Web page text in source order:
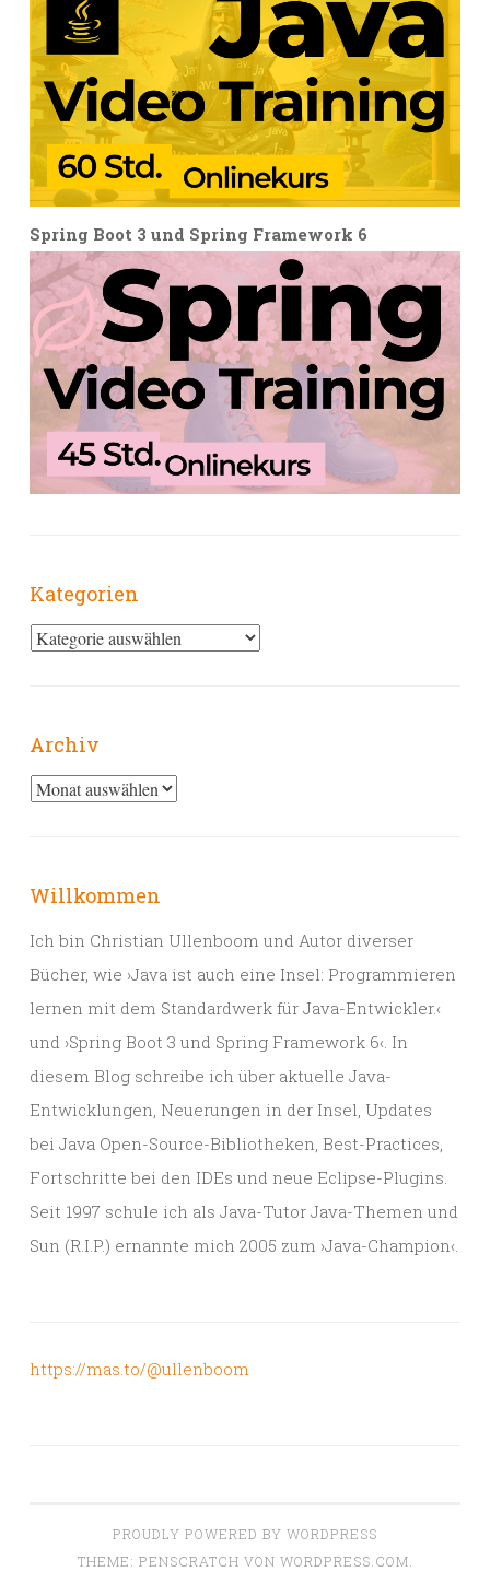
Spring Boot 3 und Spring Framework 6
Kategorien
Kategorien
Archiv
Archiv
Willkommen
Ich bin Christian Ullenboom und Autor diverser
Bücher, wie ›Java ist auch eine Insel: Programmieren
lernen mit dem Standardwerk für Java-Entwickler.‹
und ›Spring Boot 3 und Spring Framework 6‹. In
diesem Blog schreibe ich über aktuelle Java-
Entwicklungen, Neuerungen in der Insel, Updates
bei Java Open-Source-Bibliotheken, Best-Practices,
Fortschritte bei den IDEs und neue Eclipse-Plugins.
Seit 1997 schule ich als Java-Tutor Java-Themen und
Sun (R.I.P.) ernannte mich 2005 zum ›Java-Champion‹.
https://mas.to/@ullenboom
PROUDLY POWERED BY WORDPRESS
THEME: PENSCRATCH VON WORDPRESS.COM